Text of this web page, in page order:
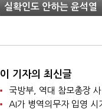
실확인도 안하는 윤석열
대통령, 이대로 괜찮나?
이 기자의 최신글
AI가 병역의무자 입영 시